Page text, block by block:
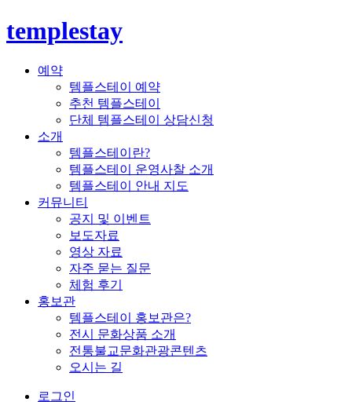
templestay
예약
템플스테이 예약
추천 템플스테이
단체 템플스테이 상담신청
소개
템플스테이란?
템플스테이 운영사찰 소개
템플스테이 안내 지도
커뮤니티
공지 및 이벤트
보도자료
영상 자료
자주 묻는 질문
체험 후기
홍보관
템플스테이 홍보관은?
전시 문화상품 소개
전통불교문화관광콘텐츠
오시는 길
로그인